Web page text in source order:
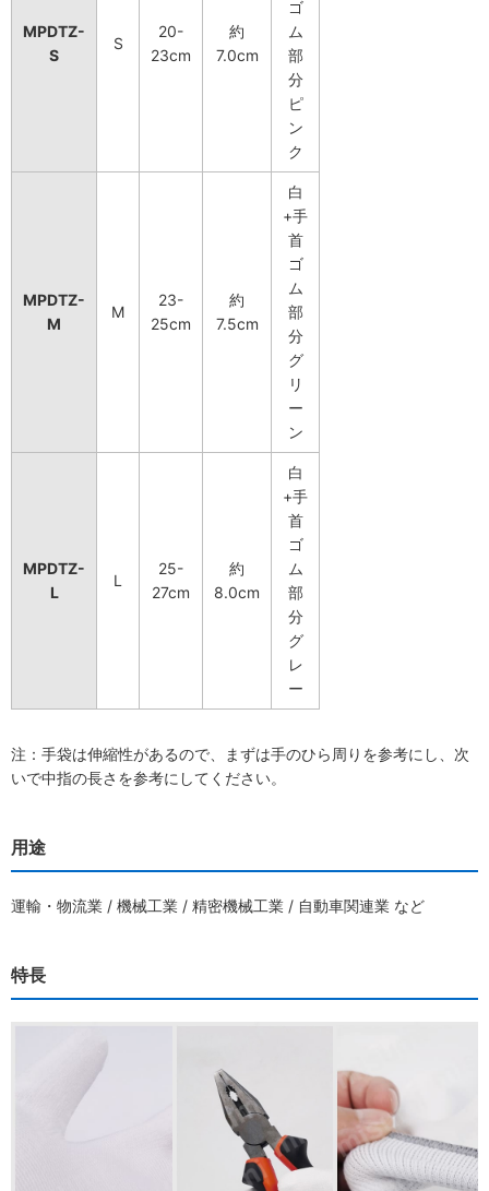
MPDTZ-
S
S
20-
23cm
約
7.0cm
ゴ
ム
部
分
ピ
ン
ク
MPDTZ-
M
M
23-
25cm
約
7.5cm
白
+手
首
ゴ
ム
部
分
グ
リ
ー
ン
MPDTZ-
L
L
25-
27cm
約
8.0cm
白
+手
首
ゴ
ム
部
分
グ
レ
ー
注：手袋は伸縮性があるので、まずは手のひら周りを参考にし、次
いで中指の長さを参考にしてください。
用途
運輸・物流業 / 機械工業 / 精密機械工業 / 自動車関連業 など
特長